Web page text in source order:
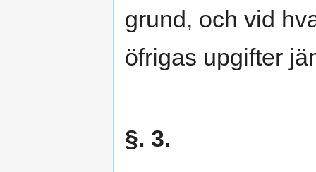
grund, och vid
öfrigas upgifter
§. 3.